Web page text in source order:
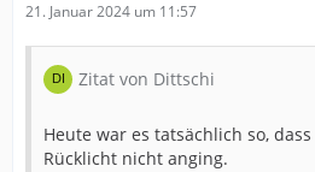
21. Januar 2024 um 11:57
Zitat von Dittschi
Heute war es tatsächlich so,
Rücklicht nicht anging.